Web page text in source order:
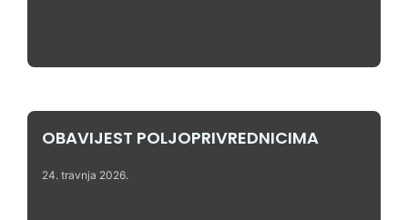
OBAVIJEST POLJOPRIVREDNICIMA
24. travnja 2026.